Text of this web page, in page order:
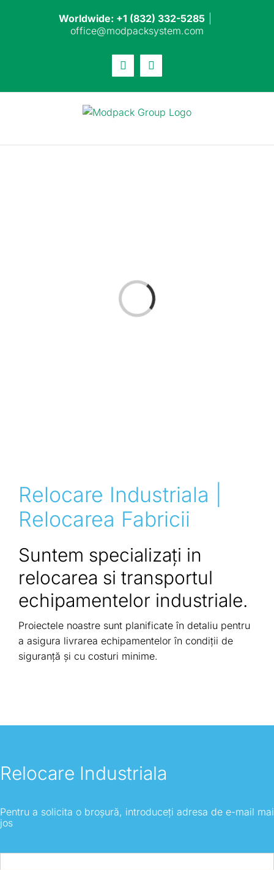
Worldwide: +1 (832) 332-5285
office@modpacksystem.com
Email LinkedIn
Loading...
Relocare Industriala |
Relocarea Fabricii
Suntem specializaţi in
relocarea si transportul
echipamentelor industriale.
Proiectele noastre sunt planificate în detaliu pentru
a asigura livrarea echipamentelor în condiții de
siguranță și cu costuri minime.
Relocare Industriala
Pentru a solicita o broșură, introduceți adresa de e-mail mai
jos